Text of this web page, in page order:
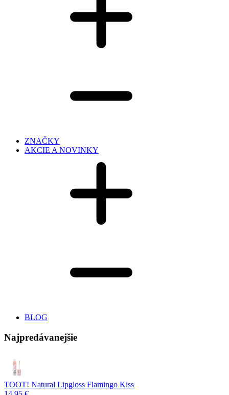
ZNAČKY
AKCIE A NOVINKY
BLOG
Najpredávanejšie
TOOT! Natural Lipgloss Flamingo Kiss